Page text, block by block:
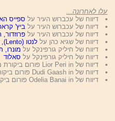
עלו לאחרונה...
דיווח של עכברוש העיר על ספייס
דיווח של עכברוש העיר על ביץ'
דיווח של עכברוש העיר על
דיווח של שגיא כהן עללנטו (Lento), חוצות שפיים
דיווח של חיליק גורפינקל על מונרו,
דיווח של חיליק גורפינקל על סאלוד
דיווח של Lior Peri in פורום ביקורת מסעדות על
דיווח של Dudi Gaash in פורום ביקורת מסעדות על
דיווח של Odelia Banai in פורום ביקורת מסעדות על